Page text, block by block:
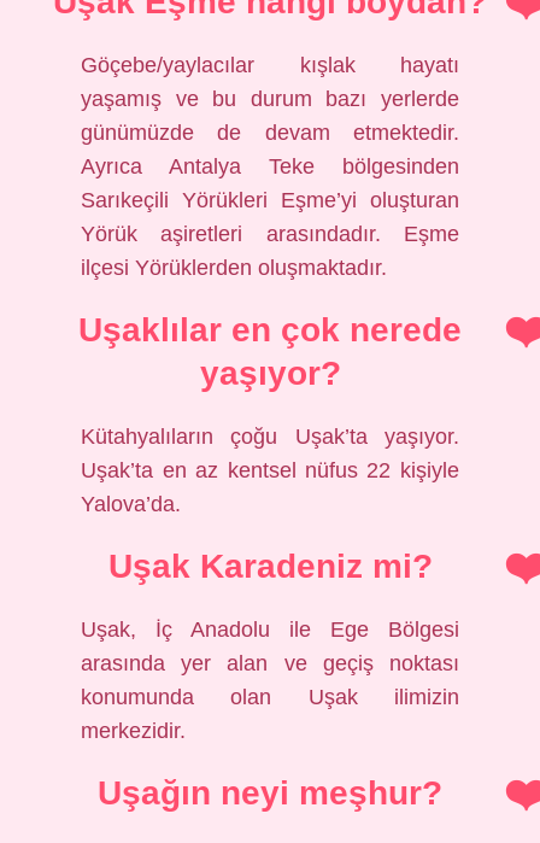
Göçebe/yaylacılar kışlak hayatı
yaşamış ve bu durum bazı yerlerde
günümüzde de devam etmektedir.
Ayrıca Antalya Teke bölgesinden
Sarıkeçili Yörükleri Eşme’yi oluşturan
Yörük aşiretleri arasındadır. Eşme
ilçesi Yörüklerden oluşmaktadır.
Uşaklılar en çok nerede
yaşıyor?
Kütahyalıların çoğu Uşak’ta yaşıyor.
Uşak’ta en az kentsel nüfus 22 kişiyle
Yalova’da.
Uşak Karadeniz mi?
Uşak, İç Anadolu ile Ege Bölgesi
arasında yer alan ve geçiş noktası
konumunda olan Uşak ilimizin
merkezidir.
Uşağın neyi meşhur?